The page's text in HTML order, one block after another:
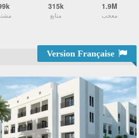
1.9M
معجب
315k
متابع